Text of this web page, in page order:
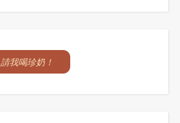
請我喝珍奶！